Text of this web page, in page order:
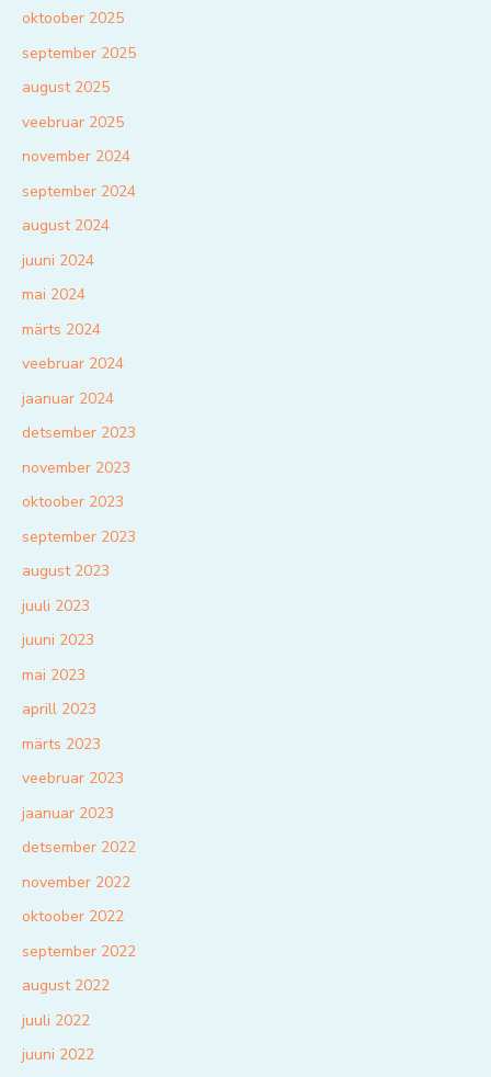
oktoober 2025
september 2025
august 2025
veebruar 2025
november 2024
september 2024
august 2024
juuni 2024
mai 2024
märts 2024
veebruar 2024
jaanuar 2024
detsember 2023
november 2023
oktoober 2023
september 2023
august 2023
juuli 2023
juuni 2023
mai 2023
aprill 2023
märts 2023
veebruar 2023
jaanuar 2023
detsember 2022
november 2022
oktoober 2022
september 2022
august 2022
juuli 2022
juuni 2022